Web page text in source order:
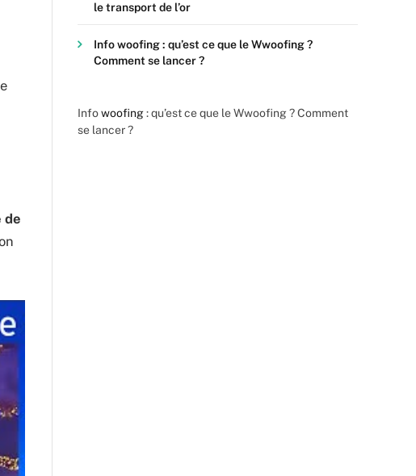
de
le transport de l’or
Info woofing : qu’est ce que le Wwoofing ?
Comment se lancer ?
Infowoofing: qu’est ce que le Wwoofing ? Comment
se lancer ?